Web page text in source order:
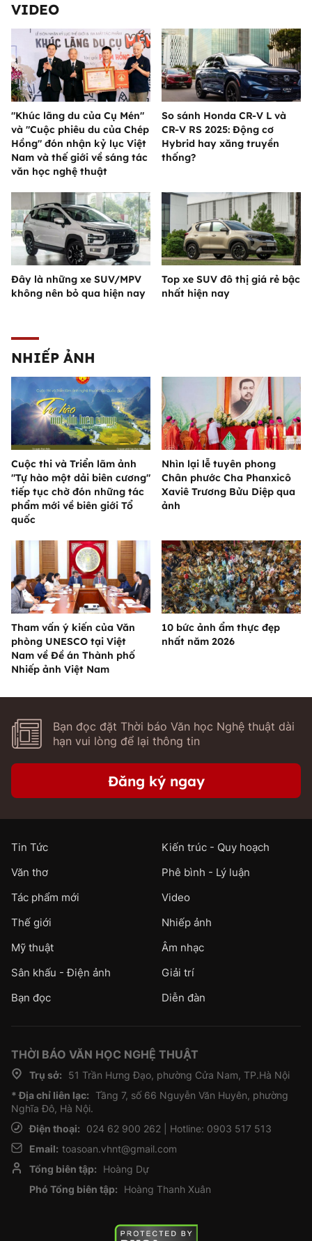
VIDEO
"Khúc lãng du của Cụ Mén"
và "Cuộc phiêu du của Chép
Hồng" đón nhận kỷ lục Việt
Nam và thế giới về sáng tác
văn học nghệ thuật
So sánh Honda CR-V L và
CR-V RS 2025: Động cơ
Hybrid hay xăng truyền
thống?
Đây là những xe SUV/MPV
không nên bỏ qua hiện nay
Top xe SUV đô thị giá rẻ bậc
nhất hiện nay
NHIẾP ẢNH
Cuộc thi và Triển lãm ảnh
"Tự hào một dải biên cương"
tiếp tục chờ đón những tác
phẩm mới về biên giới Tổ
quốc
Nhìn lại lễ tuyên phong
Chân phước Cha Phanxicô
Xaviê Trương Bửu Diệp qua
ảnh
Tham vấn ý kiến của Văn
phòng UNESCO tại Việt
Nam về Đề án Thành phố
Nhiếp ảnh Việt Nam
10 bức ảnh ẩm thực đẹp
nhất năm 2026
Bạn đọc đặt Thời báo Văn học Nghệ thuật dài
hạn vui lòng để lại thông tin
Đăng ký ngay
Tin Tức
Kiến trúc - Quy hoạch
Văn thơ
Phê bình - Lý luận
Tác phẩm mới
Video
Thế giới
Nhiếp ảnh
Mỹ thuật
Âm nhạc
Sân khấu - Điện ảnh
Giải trí
Bạn đọc
Diễn đàn
THỜI BÁO VĂN HỌC NGHỆ THUẬT
Trụ sở:
51 Trần Hưng Đạo, phường Cửa Nam, TP.Hà Nội
* Địa chỉ liên lạc: Tầng 7, số 66 Nguyễn Văn Huyên, phường
Nghĩa Đô, Hà Nội.
Điện thoại:
024 62 900 262 | Hotline: 0903 517 513
Email: toasoan.vhnt@gmail.com
Tổng biên tập:
Hoàng Dự
Phó Tổng biên tập:
Hoàng Thanh Xuân